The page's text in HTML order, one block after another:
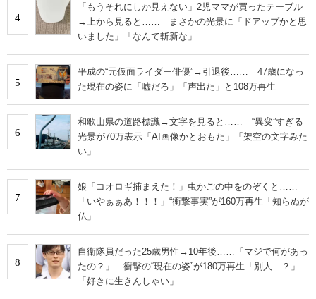
4
「もうそれにしか見えない」2児ママが買ったテーブル
→上から見ると…… まさかの光景に「ドアップかと思
いました」「なんて斬新な」
5
平成の“元仮面ライダー俳優”→引退後…… 47歳になっ
た現在の姿に「嘘だろ」「声出た」と108万再生
6
和歌山県の道路標識→文字を見ると…… “異変”すぎる
光景が70万表示「AI画像かとおもた」「架空の文字みた
い」
7
娘「コオロギ捕まえた！」虫かごの中をのぞくと……
「いやぁぁあ！！！」“衝撃事実”が160万再生「知らぬが
仏」
8
自衛隊員だった25歳男性→10年後……「マジで何があっ
たの？」 衝撃の“現在の姿”が180万再生「別人…？」
「好きに生きんしゃい」